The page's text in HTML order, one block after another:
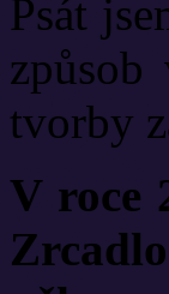
Psát
tvorby
V roce